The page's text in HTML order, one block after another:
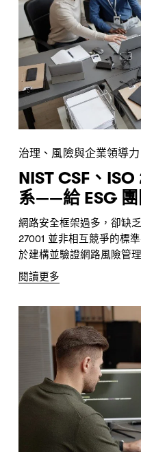
治理、風險與企業領導力
NIST CSF、
系——給 ESG
網路安全框架過多，卻缺
27001 並非相互競爭的標
於建構並驗證網路風險管理
閱讀更多